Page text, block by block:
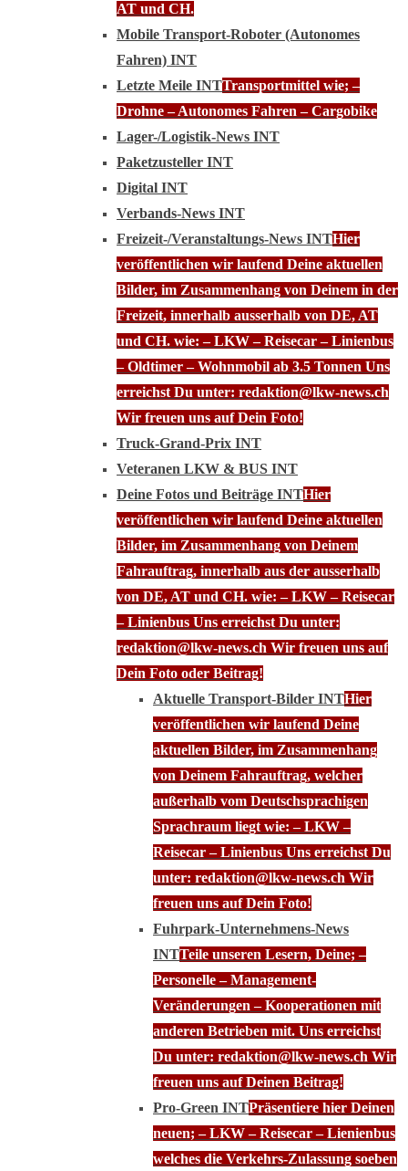
AT und CH.
Mobile Transport-Roboter (Autonomes
Fahren) INT
Letzte Meile INTTransportmittel wie; –
Drohne – Autonomes Fahren – Cargobike
Lager-/Logistik-News INT
Paketzusteller INT
Digital INT
Verbands-News INT
Freizeit-/Veranstaltungs-News INTHier
veröffentlichen wir laufend Deine aktuellen
Bilder, im Zusammenhang von Deinem in der
Freizeit, innerhalb ausserhalb von DE, AT
und CH. wie: – LKW – Reisecar – Linienbus
– Oldtimer – Wohnmobil ab 3.5 Tonnen Uns
erreichst Du unter: redaktion@lkw-news.ch
Wir freuen uns auf Dein Foto!
Truck-Grand-Prix INT
Veteranen LKW & BUS INT
Deine Fotos und Beiträge INTHier
veröffentlichen wir laufend Deine aktuellen
Bilder, im Zusammenhang von Deinem
Fahrauftrag, innerhalb aus der ausserhalb
von DE, AT und CH. wie: – LKW – Reisecar
– Linienbus Uns erreichst Du unter:
redaktion@lkw-news.ch Wir freuen uns auf
Dein Foto oder Beitrag!
Aktuelle Transport-Bilder INTHier
veröffentlichen wir laufend Deine
aktuellen Bilder, im Zusammenhang
von Deinem Fahrauftrag, welcher
außerhalb vom Deutschsprachigen
Sprachraum liegt wie: – LKW –
Reisecar – Linienbus Uns erreichst Du
unter: redaktion@lkw-news.ch Wir
freuen uns auf Dein Foto!
Fuhrpark-Unternehmens-News
INTTeile unseren Lesern, Deine; –
Personelle – Management-
Veränderungen – Kooperationen mit
anderen Betrieben mit. Uns erreichst
Du unter: redaktion@lkw-news.ch Wir
freuen uns auf Deinen Beitrag!
Pro-Green INTPräsentiere hier Deinen
neuen; – LKW – Reisecar – Lienienbus
welches die Verkehrs-Zulassung soeben